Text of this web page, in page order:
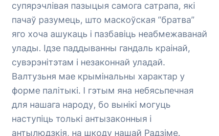
супярэчлівая пазыцыя самога сатрапа, які
пачаў разумець, што маскоўская “братва”
яго хоча ашукаць і пазбавіць неабмежаванай
улады. Ідзе паддыванны гандаль краінай,
сувэрэнітэтам і незаконнай уладай.
Валтузьня мае крымінальны характар у
форме палітыкі. І гэтым яна небясьпечная
для нашага народу, бо вынікі могуць
наступіць толькі антызаконныя і
антылюдзкія, на шкоду нашай Радзіме.